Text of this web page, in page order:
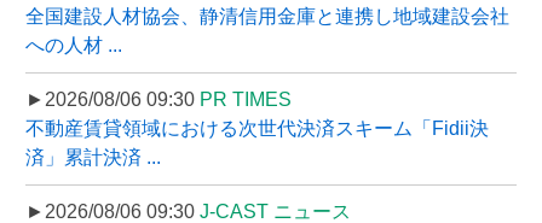
全国建設人材協会、静清信用金庫と連携し地域建設会社
への人材 ...
►2026/08/06 09:30 PR TIMES
不動産賃貸領域における次世代決済スキーム「Fidii決
済」累計決済 ...
►2026/08/06 09:30 J-CAST ニュース